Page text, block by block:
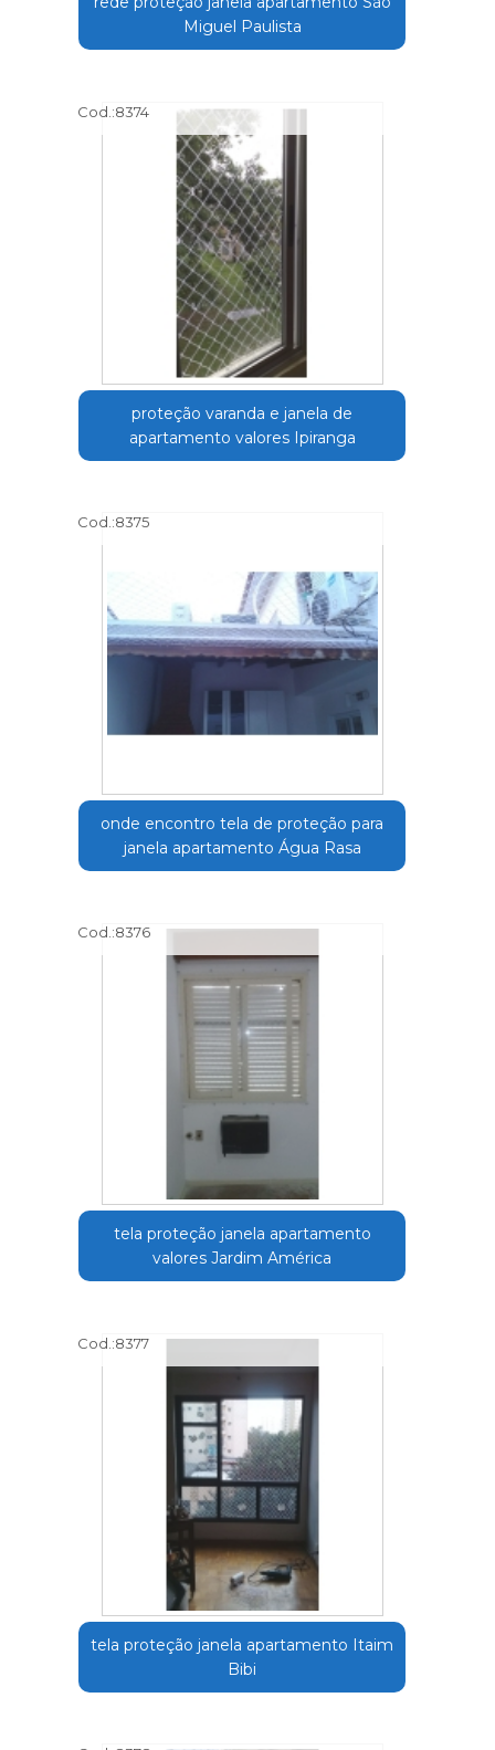
Miguel Paulista
Cod.:8374
proteção varanda e janela de
apartamento valores Ipiranga
Cod.:8375
onde encontro tela de proteção para
janela apartamento Água Rasa
Cod.:8376
tela proteção janela apartamento
valores Jardim América
Cod.:8377
tela proteção janela apartamento Itaim
Bibi